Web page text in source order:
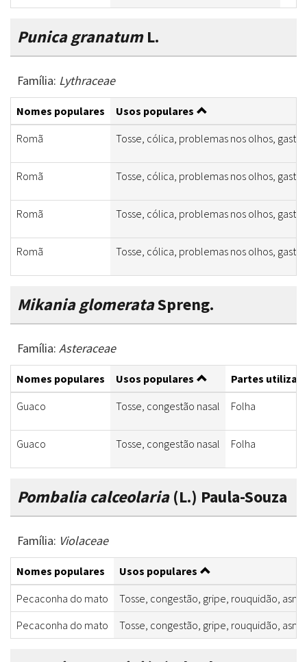
Punica granatumL.
Família: Lythraceae
Nomes populares
Usos populares
Romã
Tosse, cólica, problemas nos olhos,
Romã Tosse, cólica, problemas nos olhos,
Romã Tosse, cólica, problemas nos olhos,
Romã Tosse, cólica, problemas nos olhos,
Mikania glomerataSpreng.
Família: Asteraceae
Nomes populares Usos populares
Partes
Guaco
Tosse, congestão nasal Folha
Guaco Tosse, congestão nasal Folha
Pombalia calceolaria(L.) Paula-Souza
Família: Violaceae
Nomes populares
Usos populares
Pecaconha do mato
Tosse, congestão, gripe, rouquidão,
Pecaconha do mato
Tosse, congestão, gripe, rouquidão,